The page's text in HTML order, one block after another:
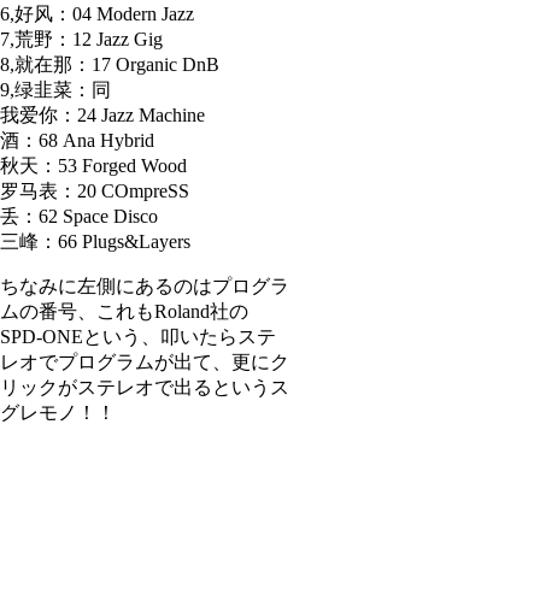
6,好风：04 Modern Jazz
7,荒野：12 Jazz Gig
8,就在那：17 Organic DnB
9,绿韭菜：同
我爱你：24 Jazz Machine
酒：68 Ana Hybrid
秋天：53 Forged Wood
罗马表：20 COmpreSS
丢：62 Space Disco
三峰：66 Plugs&Layers
ちなみに左側にあるのはプログラ
ムの番号、これもRoland社の
SPD-ONEという、叩いたらステ
レオでプログラムが出て、更にク
リックがステレオで出るというス
グレモノ！！